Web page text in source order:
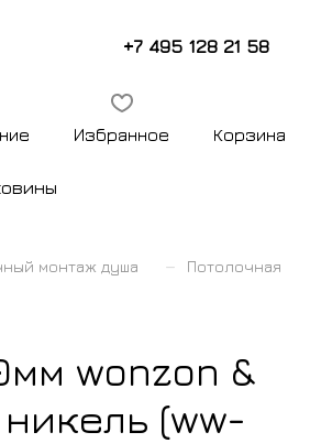
+7 495 128 21 58
Избранное Корзина
монтаж душа –
Потолочная
wonzon &
(ww-